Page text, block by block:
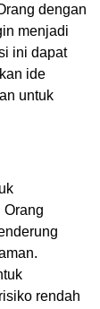
dengan
menjadi
ini dapat
ide
untuk
Orang
rendah